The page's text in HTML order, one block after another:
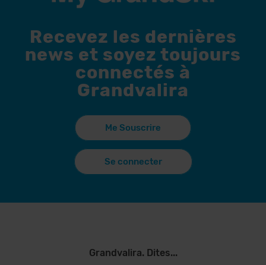
Recevez les dernières
news et soyez toujours
connectés à
Grandvalira
Me Souscrire
Se connecter
Grandvalira. Dites...